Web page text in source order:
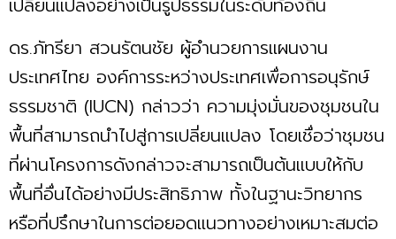
ดร.ภัทรียา สวนรัตนชัย ผู้อำนวยการแผนงาน
ประเทศไทย องค์การระหว่างประเทศเพื่อการอนุรักษ์
ธรรมชาติ (IUCN) กล่าวว่า ความมุ่งมั่นของชุมชนใน
พื้นที่สามารถนำไปสู่การเปลี่ยนแปลง โดยเชื่อว่าชุมชน
ที่ผ่านโครงการดังกล่าวจะสามารถเป็นต้นแบบให้กับ
พื้นที่อื่นได้อย่างมีประสิทธิภาพ ทั้งในฐานะวิทยากร
หรือที่ปรึกษาในการต่อยอดแนวทางอย่างเหมาะสมต่อ